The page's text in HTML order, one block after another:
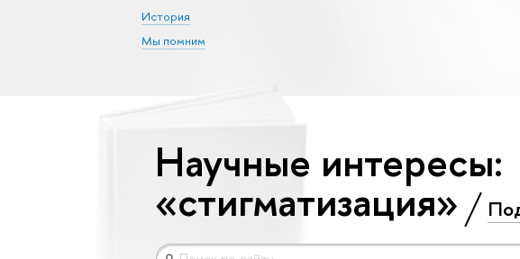
История
Мы помним
Научные интересы:
«стигматизация»